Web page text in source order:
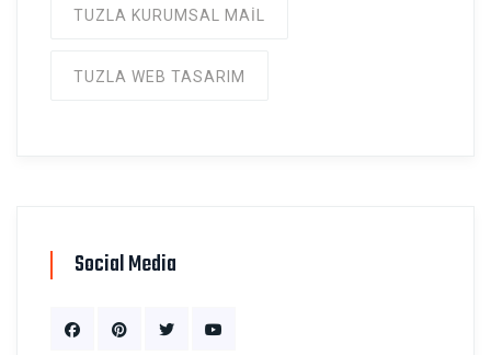
TUZLA KURUMSAL MAIL
TUZLA WEB TASARIM
Social Media